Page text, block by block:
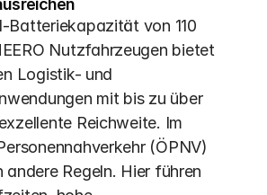
Batteriekapazität von 110
Nutzfahrzeugen bietet
Logistik- und
mit bis zu über
Reichweite. Im
(ÖPNV)
andere Regeln. Hier führen